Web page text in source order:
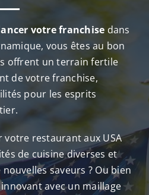
votre franchise dans
vous êtes au bon
offrent un terrain fertile
de votre franchise,
pour les esprits
restaurant aux USA
de cuisine diverses et
saveurs ? Ou bien
avec un maillage